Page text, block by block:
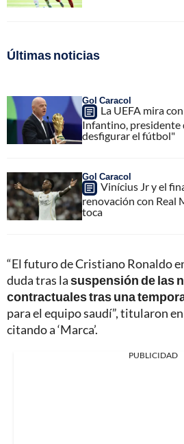
Últimas noticias
Gol Caracol
La UEFA mira
Infantino, presidente
desfigurar el fútbol"
Gol Caracol
Vinícius Jr y el
renovación con Real
toca
“El futuro de Cristiano Ronaldo
duda tras lasuspensión de las
contractuales tras una
para el equipo saudí”, titularon
citando a ‘Marca’.
PUBLICIDAD